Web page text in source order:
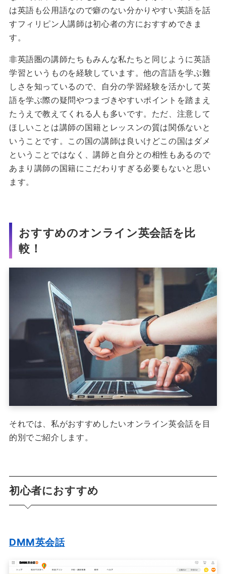
は英語も公用語なので癖のない分かりやすい英語を話
すフィリピン人講師は初心者の方におすすめできま
す。
非英語圏の講師たちもみんな私たちと同じように英語
学習というものを経験しています。他の言語を学ぶ難
しさを知っているので、自分の学習経験を活かして英
語を学ぶ際の疑問やつまづきやすいポイントを踏まえ
たうえで教えてくれる人も多いです。ただ、注意して
ほしいことは講師の国籍とレッスンの質は関係ないと
いうことです。この国の講師は良いけどこの国はダメ
ということではなく、講師と自分との相性もあるので
あまり講師の国籍にこだわりすぎる必要もないと思い
ます。
おすすめのオンライン英会話を比
較！
それでは、私がおすすめしたいオンライン英会話を目
的別でご紹介します。
初心者におすすめ
DMM英会話